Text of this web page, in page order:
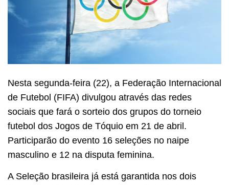
Nesta segunda-feira (22), a Federação Internacional
de Futebol (FIFA) divulgou através das redes
sociais que fará o sorteio dos grupos do torneio
futebol dos Jogos de Tóquio em 21 de abril.
Participarão do evento 16 seleções no naipe
masculino e 12 na disputa feminina.
A Seleção brasileira já está garantida nos dois